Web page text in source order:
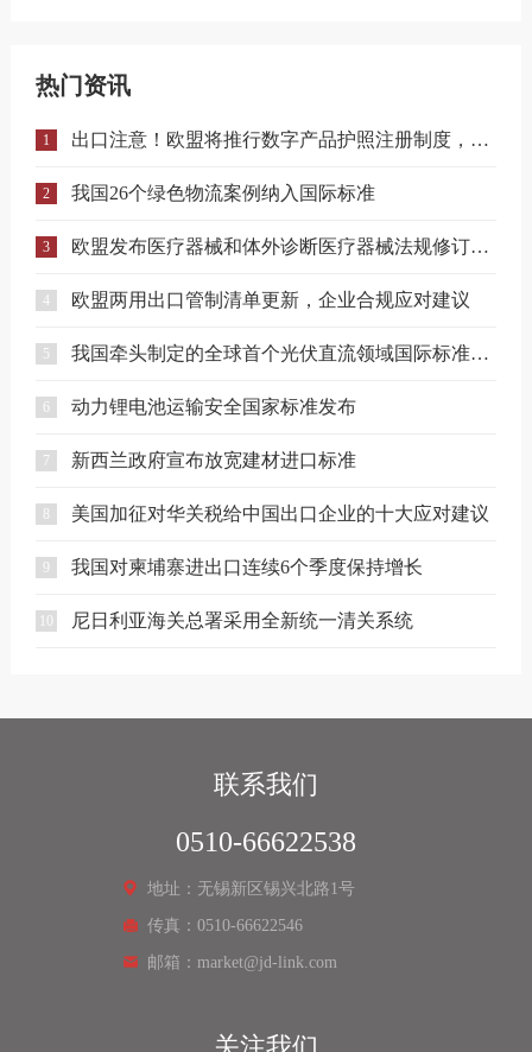
热门资讯
1 出口注意！欧盟将推行数字产品护照注册制度，合规门槛进一步提升！
2 我国26个绿色物流案例纳入国际标准
3 欧盟发布医疗器械和体外诊断医疗器械法规修订提案
4 欧盟两用出口管制清单更新，企业合规应对建议
5 我国牵头制定的全球首个光伏直流领域国际标准正式发布
6 动力锂电池运输安全国家标准发布
7 新西兰政府宣布放宽建材进口标准
美国加征对华关税给中国出口企业的十大应对建议
9 我国对柬埔寨进出口连续6个季度保持增长
尼日利亚海关总署采用全新统一清关系统
联系我们
0510-66622538
地址：无锡新区锡兴北路1号
传真：0510-66622546
邮箱：market@jd-link.com